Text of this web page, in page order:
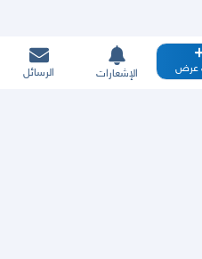
عرض الإشعارات الرسائل